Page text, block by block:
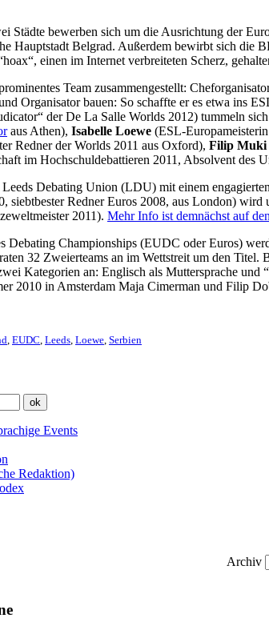
Städte bewerben sich um die Ausrichtung der
Hauptstadt Belgrad. Außerdem bewirbt sich die
einen im Internet verbreiteten Scherz,
Team zusammengestellt:
Organisator bauen: So schaffte er es etwa ins
der De La Salle Worlds 2012) tummeln
aus Athen), Isabelle Loewe (ESL-
Redner der Worlds 2011 aus Oxford), Filip Muki
im Hochschuldebattieren 2011, Absolvent
Debating Union (LDU) mit einem
siebtbester Redner Euros 2008, aus London) wird
2011). Mehr Info ist demnächst auf
Debating Championships (EUDC oder Euros)
32 Zweierteams an im Wettstreit um den
Kategorien an: Englisch als Muttersprache
2010 in Amsterdam Maja Cimerman und Filip
EUDC Leeds Loewe Serbien
Events
Redaktion)
Archiv